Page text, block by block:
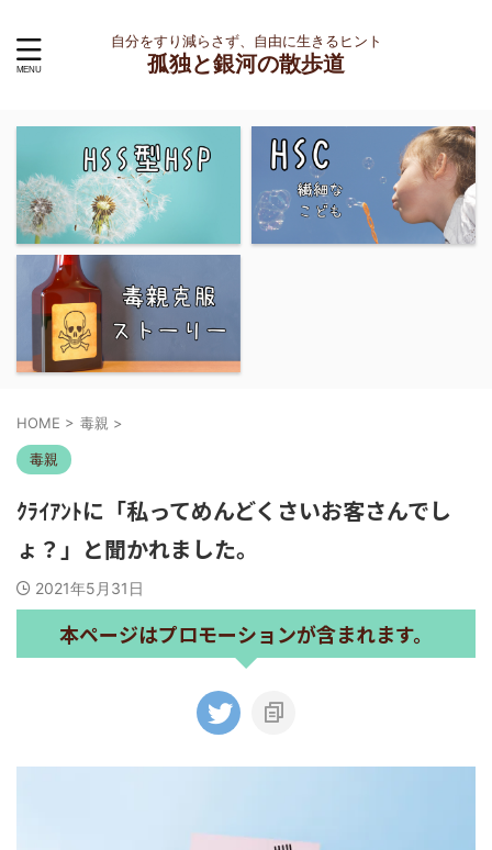
自分をすり減らさず、自由に生きるヒント
孤独と銀河の散歩道
HOME > 毒親 >
毒親
ｸﾗｲｱﾝﾄに「私ってめんどくさいお客さんでし
ょ？」と聞かれました。
2021年5月31日
本ページはプロモーションが含まれます。